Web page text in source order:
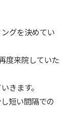
グを決めてい
度来院していた
きます。
短い間隔での